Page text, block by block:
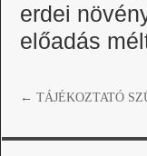
erdei
előadás
← TÁJÉKOZTATÓ